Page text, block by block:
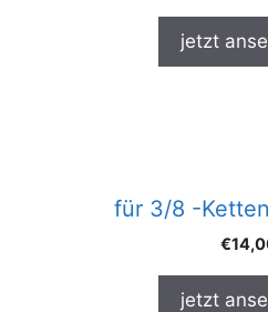
jetzt
für 3/8 -
€
jetzt